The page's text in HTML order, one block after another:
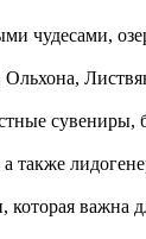
чудесами,
Ольхона,
сувениры,
также
которая важна